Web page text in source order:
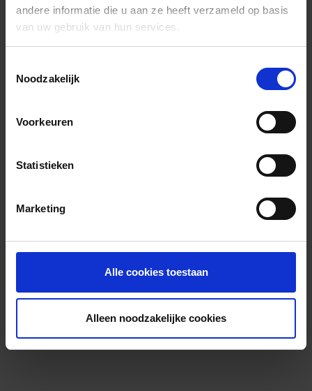
andere informatie die u aan ze heeft verzameld op basis
van uw gebruik van hun services.
Noodzakelijk
Voorkeuren
Statistieken
Marketing
Alle cookies toestaan
Alleen noodzakelijke cookies